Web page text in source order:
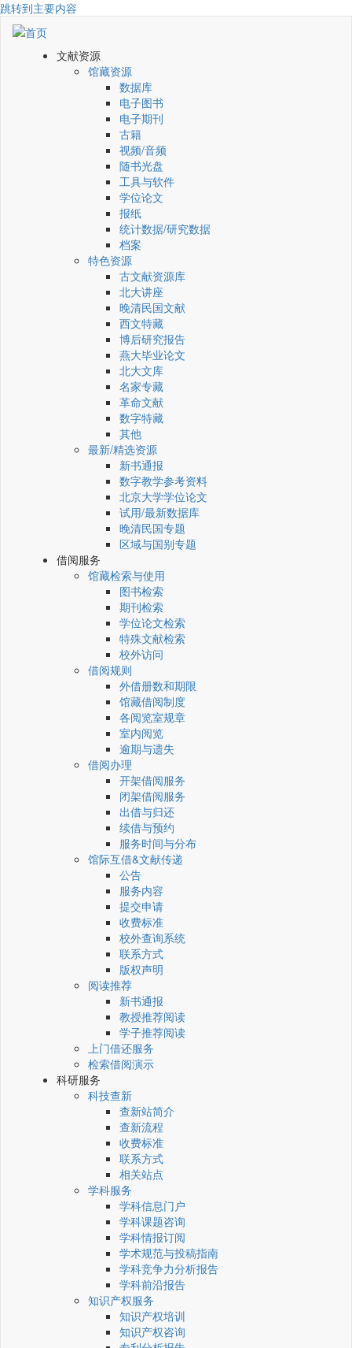
跳转到主要内容
文献资源
馆藏资源
数据库
电子图书
电子期刊
古籍
视频/音频
随书光盘
工具与软件
学位论文
报纸
统计数据/研究数据
档案
特色资源
古文献资源库
北大讲座
晚清民国文献
西文特藏
博后研究报告
燕大毕业论文
北大文库
名家专藏
革命文献
数字特藏
其他
最新/精选资源
新书通报
数字教学参考资料
北京大学学位论文
试用/最新数据库
晚清民国专题
区域与国别专题
借阅服务
馆藏检索与使用
图书检索
期刊检索
学位论文检索
特殊文献检索
校外访问
借阅规则
外借册数和期限
馆藏借阅制度
各阅览室规章
室内阅览
逾期与遗失
借阅办理
开架借阅服务
闭架借阅服务
出借与归还
续借与预约
服务时间与分布
馆际互借&文献传递
公告
服务内容
提交申请
收费标准
校外查询系统
联系方式
版权声明
阅读推荐
新书通报
教授推荐阅读
学子推荐阅读
上门借还服务
检索借阅演示
科研服务
科技查新
查新站简介
查新流程
收费标准
联系方式
相关站点
学科服务
学科信息门户
学科课题咨询
学科情报订阅
学术规范与投稿指南
学科竞争力分析报告
学科前沿报告
知识产权服务
知识产权培训
知识产权咨询